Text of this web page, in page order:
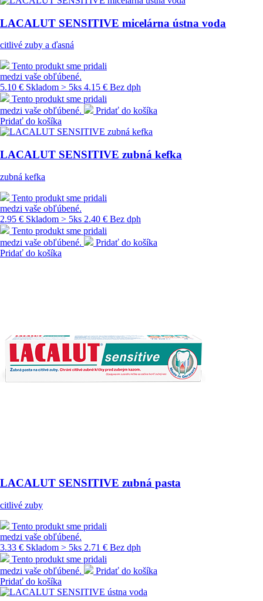
LACALUT SENSITIVE micelárna ústna voda
citlivé zuby a ďasná
Tento produkt sme pridali
medzi vaše obľúbené.
5.10 € Skladom > 5ks 4.15 € Bez dph
Tento produkt sme pridali
medzi vaše obľúbené.
Pridať do košíka
Pridať do košíka
LACALUT SENSITIVE zubná kefka
zubná kefka
Tento produkt sme pridali
medzi vaše obľúbené.
2.95 € Skladom > 5ks 2.40 € Bez dph
Tento produkt sme pridali
medzi vaše obľúbené.
Pridať do košíka
Pridať do košíka
LACALUT SENSITIVE zubná pasta
citlivé zuby
Tento produkt sme pridali
medzi vaše obľúbené.
3.33 € Skladom > 5ks 2.71 € Bez dph
Tento produkt sme pridali
medzi vaše obľúbené.
Pridať do košíka
Pridať do košíka